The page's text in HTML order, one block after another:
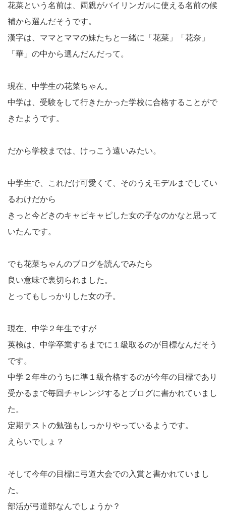
花菜という名前は、両親がバイリンガルに使える名前の候
補から選んだそうです。
漢字は、ママとママの妹たちと一緒に「花菜」「花奈」
「華」の中から選んだんだって。
現在、中学生の花菜ちゃん。
中学は、受験をして行きたかった学校に合格することがで
きたようです。
だから学校までは、けっこう遠いみたい。
中学生で、これだけ可愛くて、そのうえモデルまでしてい
るわけだから
きっと今どきのキャピキャピした女の子なのかなと思って
いたんです。
でも花菜ちゃんのブログを読んでみたら
良い意味で裏切られました。
とってもしっかりした女の子。
現在、中学２年生ですが
英検は、中学卒業するまでに１級取るのが目標なんだそう
です。
中学２年生のうちに準１級合格するのが今年の目標であり
受かるまで毎回チャレンジするとブログに書かれていまし
た。
定期テストの勉強もしっかりやっているようです。
えらいでしょ？
そして今年の目標に弓道大会での入賞と書かれていまし
た。
部活が弓道部なんでしょうか？